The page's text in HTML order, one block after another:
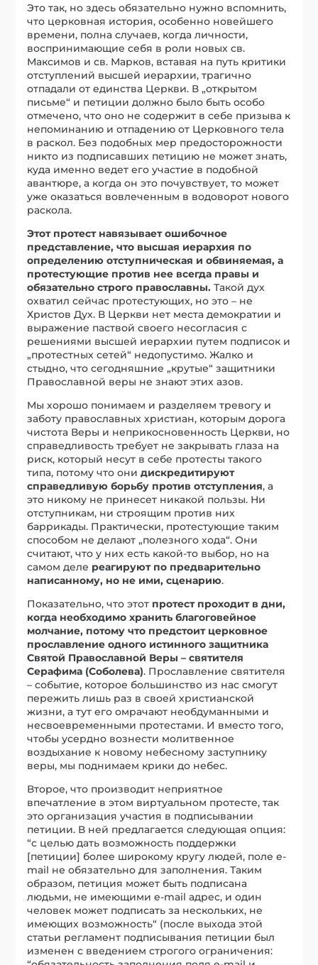
Это так, но здесь обязательно нужно вспомнить,
что церковная история, особенно новейшего
времени, полна случаев, когда личности,
воспринимающие себя в роли новых св.
Максимов и св. Марков, вставая на путь критики
отступлений высшей иерархии, трагично
отпадали от единства Церкви. В „открытом
письме“ и петиции должно было быть особо
отмечено, что оно не содержит в себе призыва к
непоминанию и отпадению от Церковного тела
в раскол. Без подобных мер предосторожности
никто из подписавших петицию не может знать,
куда именно ведет его участие в подобной
авантюре, а когда он это почувствует, то может
уже оказаться вовлеченным в водоворот нового
раскола.
Этот протест навязывает ошибочное
представление, что высшая иерархия по
определению отступническая и обвиняемая, а
протестующие против нее всегда правы и
обязательно строго православны. Такой дух
охватил сейчас протестующих, но это – не
Христов Дух. В Церкви нет места демократии и
выражение паствой своего несогласия с
решениями высшей иерархии путем подписок и
„протестных сетей“ недопустимо. Жалко и
стыдно, что сегодняшние „крутые“ защитники
Православной веры не знают этих азов.
Мы хорошо понимаем и разделяем тревогу и
заботу православных христиан, которым дорога
чистота Веры и неприкосновенность Церкви, но
справедливость требует не закрывать глаза на
риск, который несут в себе протесты такого
типа, потому что онидискредитируют
справедливую борьбу против отступления, а
это никому не принесет никакой пользы. Ни
отступникам, ни строящим против них
баррикады. Практически, протестующие таким
способом не делают „полезного хода“. Они
считают, что у них есть какой-то выбор, но на
самом деле реагируют по предварительно
написанному, но не ими, сценарию.
Показательно, что этот протест проходит в дни,
когда необходимо хранить благоговейное
молчание, потому что предстоит церковное
прославление одного истинного защитника
Святой Православной Веры – святителя
Серафима (Соболева). Прославление святителя
– событие, которое большинство из нас смогут
пережить лишь раз в своей христианской
жизни, а тут его омрачают необдуманными и
несвоевременными протестами. И вместо того,
чтобы усердно вознести молитвенное
воздыхание к новому небесному заступнику
веры, мы поднимаем крики до небес.
Второе, что производит неприятное
впечатление в этом виртуальном протесте, так
это организация участия в подписывании
петиции. В ней предлагается следующая опция:
“с целью дать возможность поддержки
[петиции] более широкому кругу людей, поле e-
mail не обязательно для заполнения. Таким
образом, петиция может быть подписана
людьми, не имеющими e-mail адрес, и один
человек может подписать за нескольких, не
имеющих возможность“ (после выхода этой
статьи регламент подписывания петиции был
изменен с введением строгого ограничения: